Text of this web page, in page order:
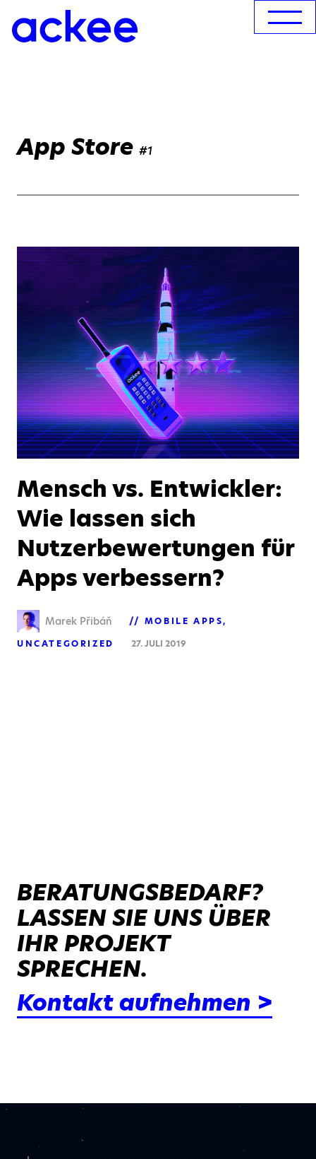
App Store #1
Mensch vs. Entwickler:
Wie lassen sich
Nutzerbewertungen für
Apps verbessern?
Marek Přibáň
MOBILE APPS
UNCATEGORIZED
27. JULI 2019
BERATUNGSBEDARF?
LASSEN SIE UNS ÜBER
IHR PROJEKT
SPRECHEN.
Kontakt aufnehmen >